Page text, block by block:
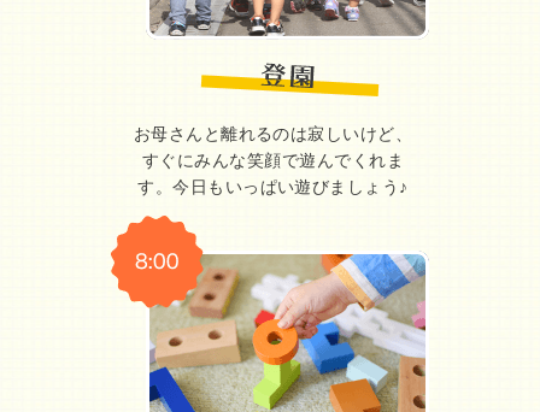
お母さんと離れるのは寂しいけど、
すぐにみんな笑顔で遊んでくれま
す。今日もいっぱい遊びましょう♪